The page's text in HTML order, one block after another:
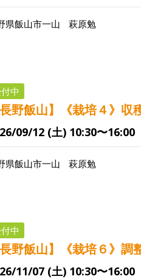
県飯山市一山 萩原勉
中
長野飯山】《栽培４》収
09/12 (土) 10:30〜16:00
県飯山市一山 萩原勉
中
長野飯山】《栽培６》調
11/07 (土) 10:30〜16:00